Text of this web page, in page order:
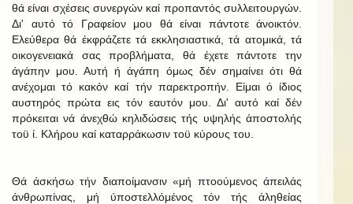
θά είναι σχέσεις συνεργών καί προπαντός συλλειτουργών.
Δι' αυτό τό Γραφείον μου θά είναι πάντοτε άνοικτόν.
Ελεύθερα θά έκφράζετε τά εκκλησιαστικά, τά ατομικά, τά
οικογενειακά σας προβλήματα, θά έχετε πάντοτε την
άγάπην μου. Αυτή ή άγάπη όμως δέν σημαίνει ότι θά
ανέχομαι τό κακόν καί τήν παρεκτροπήν. Είμαι ό ίδιος
αυστηρός πρώτα εις τόν εαυτόν μου. Δι' αυτό καί δέν
πρόκειται νά άνεχθώ κηλιδώσεις τής υψηλής άποστολής
τοϋ ί. Κλήρου καί καταρράκωσιν τοϋ κύρους του.
Θά άσκήσω τήν διαποίμανσιν «μή πτοούμενος άπειλάς
άνθρωπίνας, μή ύποστελλόμένος τόν τής άληθείας